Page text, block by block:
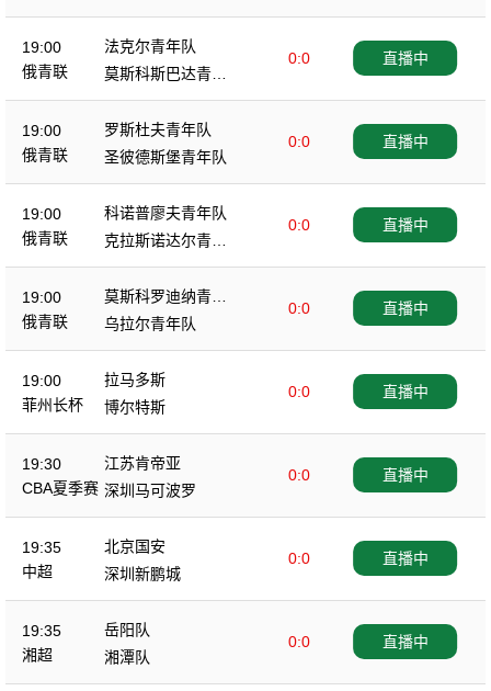
队
19:00
俄青联
法克尔青年队
0:0
莫斯科斯巴达青年
队
直播中
19:00
俄青联
罗斯杜夫青年队
0:0
圣彼德斯堡青年队
直播中
19:00
俄青联
科诺普廖夫青年队
0:0
克拉斯诺达尔青年
队
直播中
19:00
俄青联
莫斯科罗迪纳青年
队
0:0
乌拉尔青年队
直播中
19:00
菲州长杯
拉马多斯
0:0
博尔特斯
直播中
19:30
CBA夏季赛
江苏肯帝亚
0:0
深圳马可波罗
直播中
19:35
中超
北京国安
0:0
深圳新鹏城
直播中
19:35
湘超
岳阳队
0:0
湘潭队
直播中